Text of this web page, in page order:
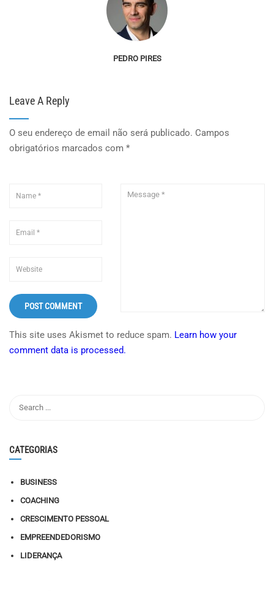
PEDRO PIRES
Leave A Reply
O seu endereço de email não será publicado. Campos
obrigatórios marcados com *
This site uses Akismet to reduce spam. Learn how your
comment data is processed.
CATEGORIAS
BUSINESS
COACHING
CRESCIMENTO PESSOAL
EMPREENDEDORISMO
LIDERANÇA